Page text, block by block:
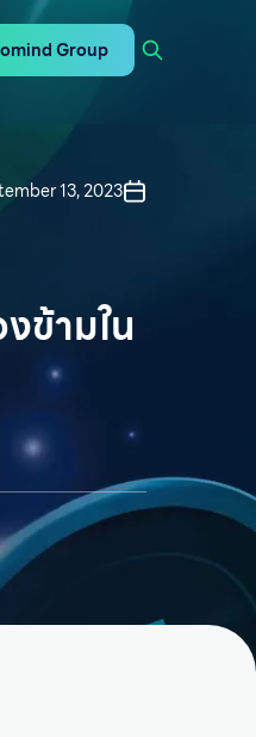
Group
13, 2023
ข้ามใน